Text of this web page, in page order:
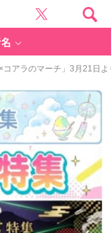
アラのマーチ」3月21日